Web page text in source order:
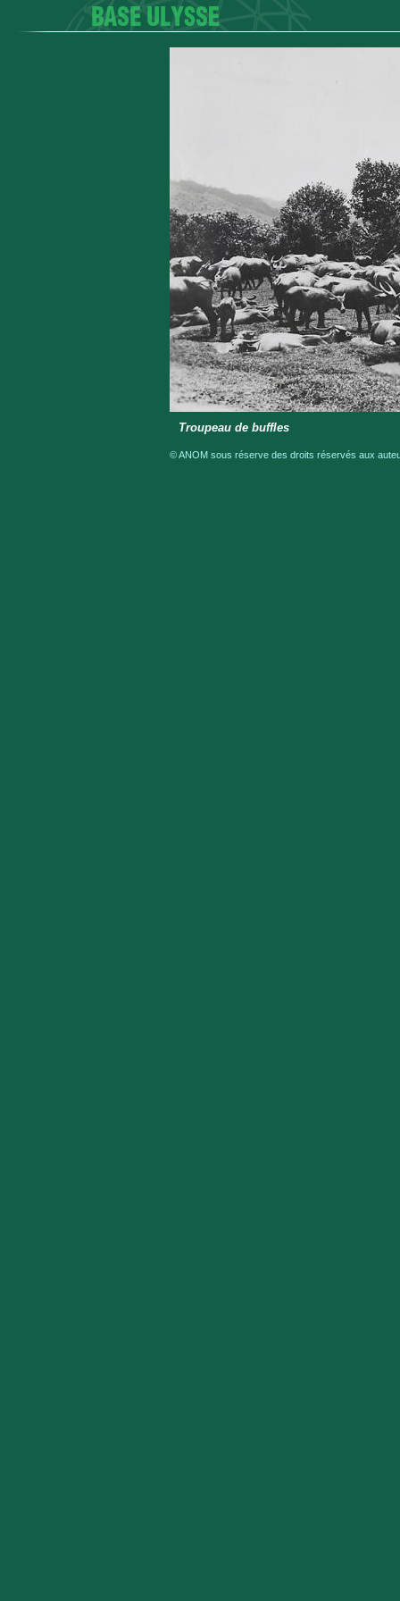
Troupeau de buffles
© ANOM sous réserve des droits réservés aux